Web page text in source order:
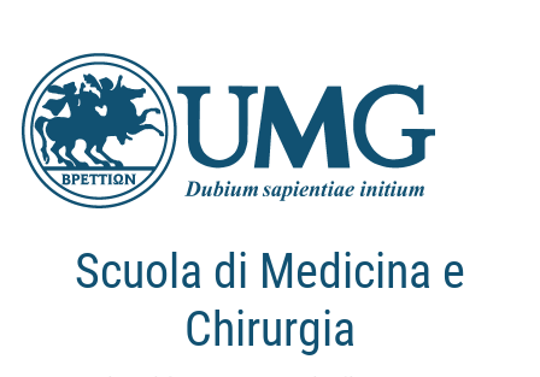
Scuola di Medicina e
Chirurgia